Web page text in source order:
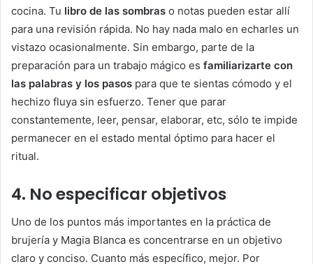
cocina. Tu libro de las sombras o notas pueden estar allí
para una revisión rápida. No hay nada malo en echarles un
vistazo ocasionalmente. Sin embargo, parte de la
preparación para un trabajo mágico es familiarizarte con
las palabras y los pasos para que te sientas cómodo y el
hechizo fluya sin esfuerzo. Tener que parar
constantemente, leer, pensar, elaborar, etc, sólo te impide
permanecer en el estado mental óptimo para hacer el
ritual.
4. No especificar objetivos
Uno de los puntos más importantes en la práctica de
brujería y Magia Blanca es concentrarse en un objetivo
claro y conciso. Cuanto más específico, mejor. Por